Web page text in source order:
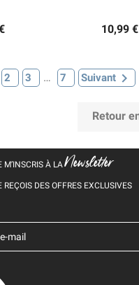
10,99 €
2 3 … 7 Suivant 
Retour
M’INSCRIS À LANewsletter
REÇOIS DES OFFRES EXCLUSIVES